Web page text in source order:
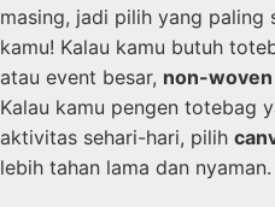
masing, jadi pilih yang paling
kamu! Kalau kamu butuh
atau event besar, non-woven
Kalau kamu pengen totebag
aktivitas sehari-hari, pilih
lebih tahan lama dan nyaman.